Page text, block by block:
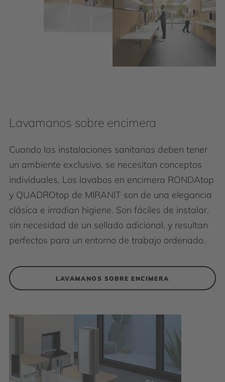
Lavamanos sobre encimera
Cuando las instalaciones sanitarias deben tener
un ambiente exclusivo, se necesitan conceptos
individuales. Los lavabos en encimera RONDAtop
y QUADROtop de MIRANIT son de una elegancia
clásica e irradian higiene. Son fáciles de instalar,
sin necesidad de un sellado adicional, y resultan
perfectos para un entorno de trabajo ordenado.
LAVAMANOS SOBRE ENCIMERA